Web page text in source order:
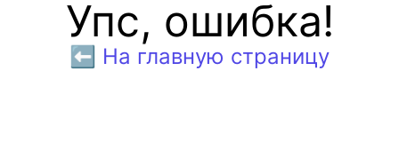
Упс, ошибка!
⬅️ На главную страницу